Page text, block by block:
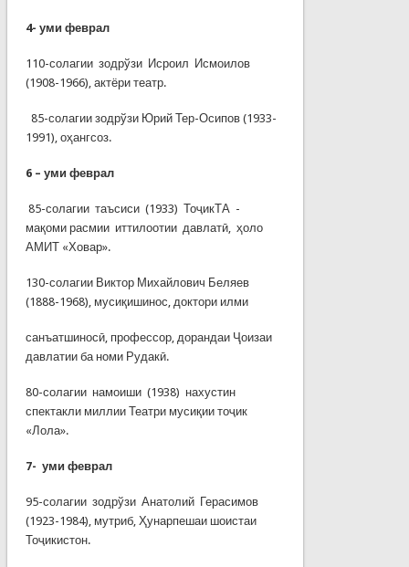
4- уми феврал
110-солагии зодрўзи Исроил Исмоилов
(1908-1966), актёри театр.
85-солагии зодрўзи Юрий Тер-Осипов (1933-
1991), оҳангсоз.
6– уми феврал
85-солагии таъсиси (1933) ТоҷикТА -
мақоми расмии иттилоотии давлатӣ, ҳоло
АМИТ «Ховар».
130-солагии Виктор Михайлович Беляев
(1888-1968), мусиқишинос, доктори илми
санъатшиносӣ, профессор, дорандаи Ҷоизаи
давлатии ба номи Рудакӣ.
80-солагии намоиши (1938) нахустин
спектакли миллии Театри мусиқии тоҷик
«Лола».
7- уми феврал
95-солагии зодрўзи Анатолий Герасимов
(1923-1984), мутриб, Ҳунарпешаи шоистаи
Тоҷикистон.